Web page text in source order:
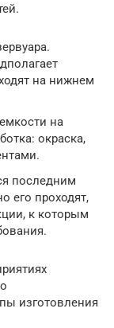
на нижнем
на
окраска,
последним
его проходят,
к которым
изготовления